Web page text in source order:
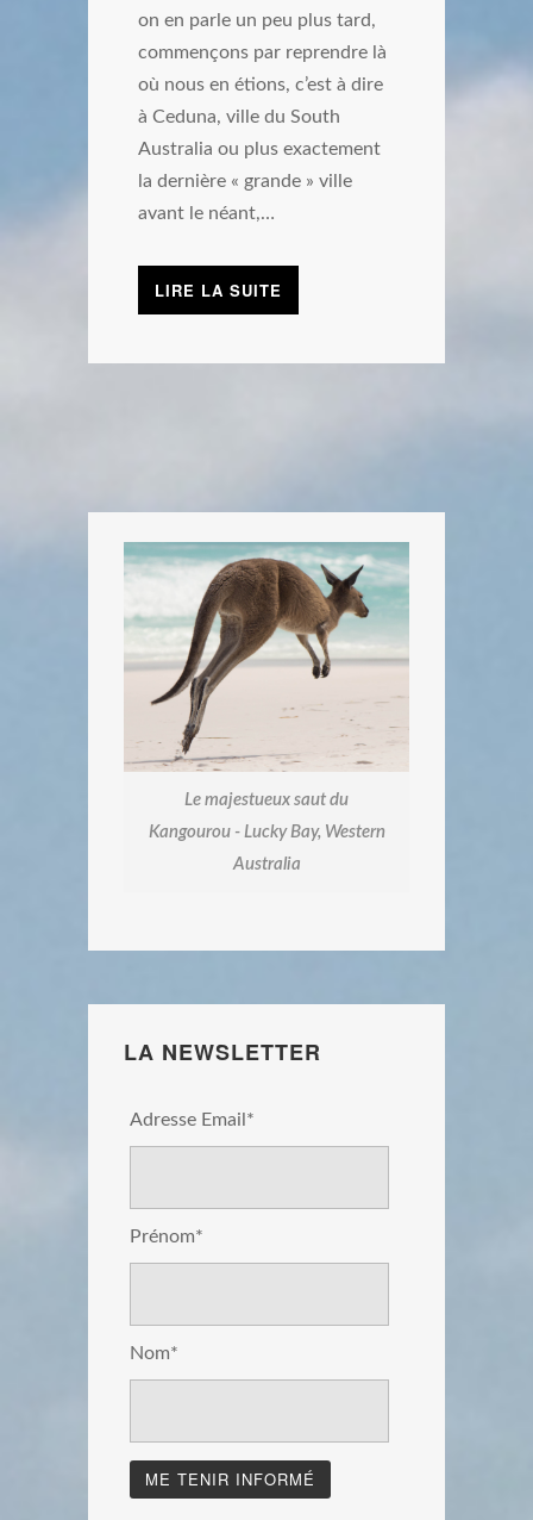
on en parle un peu plus tard,
commençons par reprendre là
où nous en étions, c’est à dire
à Ceduna, ville du South
Australia ou plus exactement
la dernière « grande » ville
avant le néant,…
LIRE LA SUITE
Le majestueux saut du
Kangourou - Lucky Bay, Western
Australia
LA NEWSLETTER
Adresse Email*
Prénom*
Nom*